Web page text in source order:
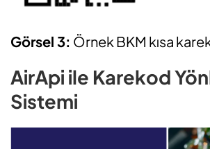
Görsel 3: Örnek BKM kısa
AirApi ile Karekod
Sistemi